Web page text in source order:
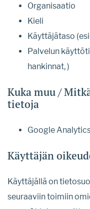
Organisaatio
Kieli
Käyttäjätaso
Palvelun
hankinnat, )
Kuka muu /
tietoja
Google
Käyttäjän
Käyttäjällä on
seuraaviin toimiin